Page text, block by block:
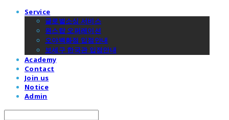
Service
글로벌소싱 서비스
원스탑 오퍼레이션
오야백화점 입점안내
보세구 한국관 입점안내
Academy
Contact
Join us
Notice
Admin